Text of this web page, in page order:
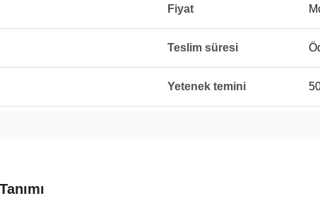
Fiyat
Teslim süresi
Yetenek temini